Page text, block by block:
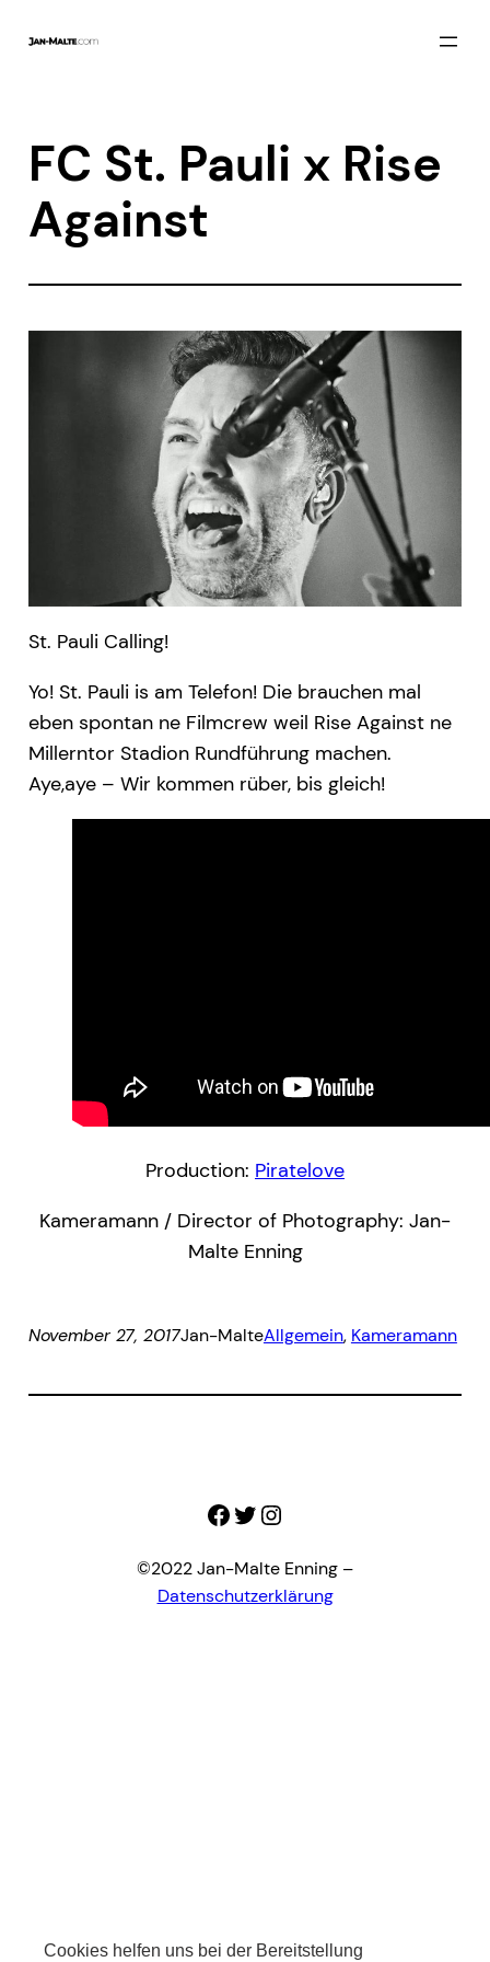
Cookies helfen uns bei der Bereitstellung
Cookies helfen uns bei der Bereitstellung
Inhalt
FC St. Pauli x Rise
Against
St. Pauli Calling!
Yo! St. Pauli is am Telefon! Die brauchen mal
eben spontan ne Filmcrew weil Rise Against ne
Millerntor Stadion Rundführung machen.
Aye,aye – Wir kommen rüber, bis gleich!
Production: Piratelove
Kameramann / Director of Photography: Jan-
Malte Enning
November 27, 2017Jan-MalteAllgemein, Kameramann
Facebook
Twitter
Instagram
©2022 Jan-Malte Enning –
Datenschutzerklärung